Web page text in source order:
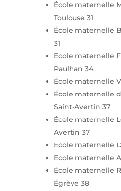
École maternelle
Toulouse 31
École maternelle
31
Ecole maternelle
Paulhan 34
École maternelle
École maternelle
Saint-Avertin 37
École maternelle
Avertin 37
Ecole maternelle
Ecole maternelle
École maternelle
Égrève 38